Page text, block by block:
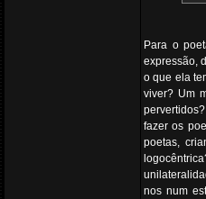
Para o
expressão,
o que ela
viver? Um
fazer os
poetas,
nos num